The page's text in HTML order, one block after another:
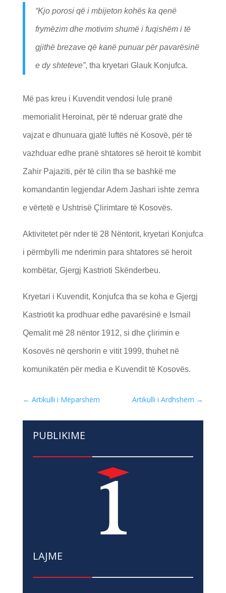
“Kjo porosi që i mbijeton kohës ka qenë
frymëzim dhe motivim shumë i fuqishëm i të
gjithë brezave që kanë punuar për pavarësinë
e dy shteteve”, tha kryetari Glauk Konjufca.
Më pas kreu i Kuvendit vendosi lule pranë
memorialit Heroinat, për të nderuar gratë dhe
vajzat e dhunuara gjatë luftës në Kosovë, për të
vazhduar edhe pranë shtatores së heroit të kombit
Zahir Pajaziti, për të cilin tha se bashkë me
komandantin legjendar Adem Jashari ishte zemra
e vërtetë e Ushtrisë Çlirimtare të Kosovës.
Aktivitetet për nder të 28 Nëntorit, kryetari Konjufca
i përmbylli me nderimin para shtatores së heroit
kombëtar, Gjergj Kastrioti Skënderbeu.
Kryetari i Kuvendit, Konjufca tha se koha e Gjergj
Kastriotit ka prodhuar edhe pavarësinë e Ismail
Qemalit më 28 nëntor 1912, si dhe çlirimin e
Kosovës në qershorin e vitit 1999, thuhet në
komunikatën për media e Kuvendit të Kosovës.
← Artikulli i Mëparshëm Artikulli i Ardhshëm →
PUBLIKIME
LAJME